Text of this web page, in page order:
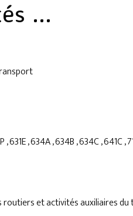
...
, 634A , 634B , 634C , 641C ,
et activités auxiliaires